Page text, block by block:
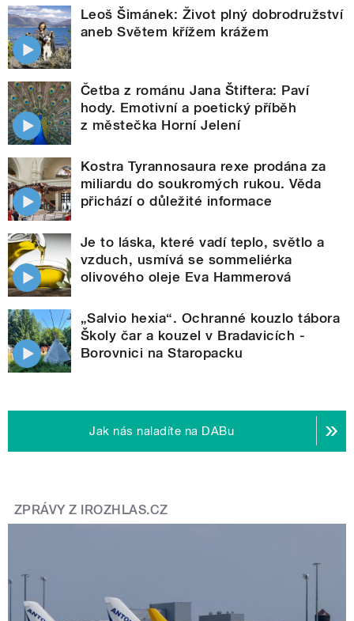
Leoš Šimánek: Život plný dobrodružství
aneb Světem křížem krážem
Četba z románu Jana Štiftera: Paví
hody. Emotivní a poetický příběh
z městečka Horní Jelení
Kostra Tyrannosaura rexe prodána za
miliardu do soukromých rukou. Věda
přichází o důležité informace
Je to láska, které vadí teplo, světlo a
vzduch, usmívá se sommeliérka
olivového oleje Eva Hammerová
„Salvio hexia“. Ochranné kouzlo tábora
Školy čar a kouzel v Bradavicích -
Borovnici na Staropacku
Jak nás naladíte na DABu
ZPRÁVY Z IROZHLAS.CZ